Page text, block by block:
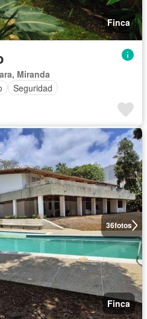
Finca
Miranda
Seguridad
36fotos
Finca